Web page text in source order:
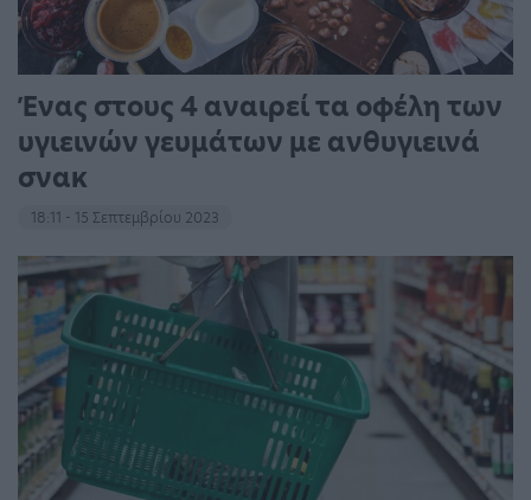
Ένας στους 4 αναιρεί τα οφέλη των
υγιεινών γευμάτων με ανθυγιεινά
σνακ
18:11 - 15 Σεπτεμβρίου 2023